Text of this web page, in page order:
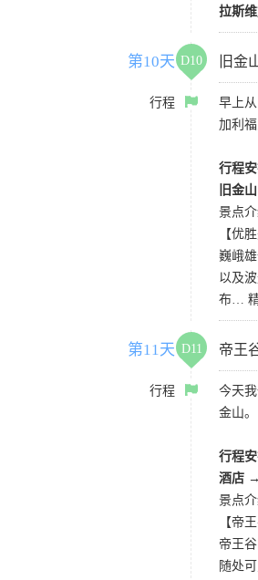
拉斯
第10天 D10 旧金
行程
早上
加利
行程安
旧金山
景点介
【优
巍峨
以及
布…
第11天 D11 帝王
行程
今天
金山。
行程安
酒店 →
景点介
【帝
帝王
随处